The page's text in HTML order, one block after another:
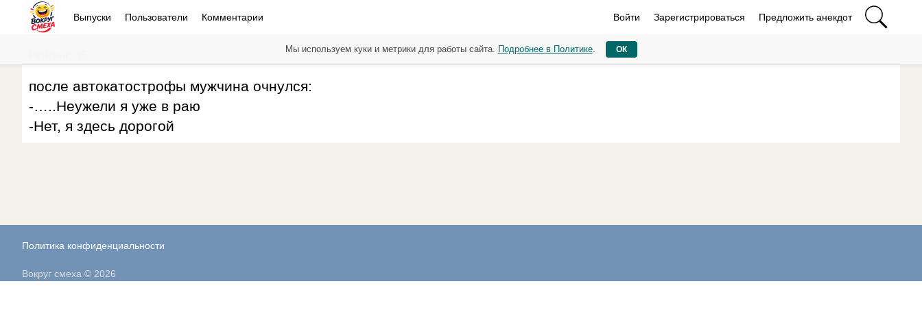
Выпуски Пользователи Комментарии Войти Зарегистрироваться Предложить анекдот
после автокатострофы мужчина очнулся:
-…..Неужели я уже в раю
-Нет, я здесь дорогой
Политика конфиденциальности
Мы используем куки и метрики для работы сайта. Подробнее в Политике. ОК
Вокруг смеха © 2026